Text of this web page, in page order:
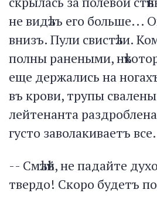
не видѣлъ его больше...
внизъ. Пули свистѣли.
полны ранеными,
еще держались на
въ крови, трупы
лейтенанта
густо заволакиваетъ все.
-- Смѣлѣй, не падайте
твердо! Скоро будетъ